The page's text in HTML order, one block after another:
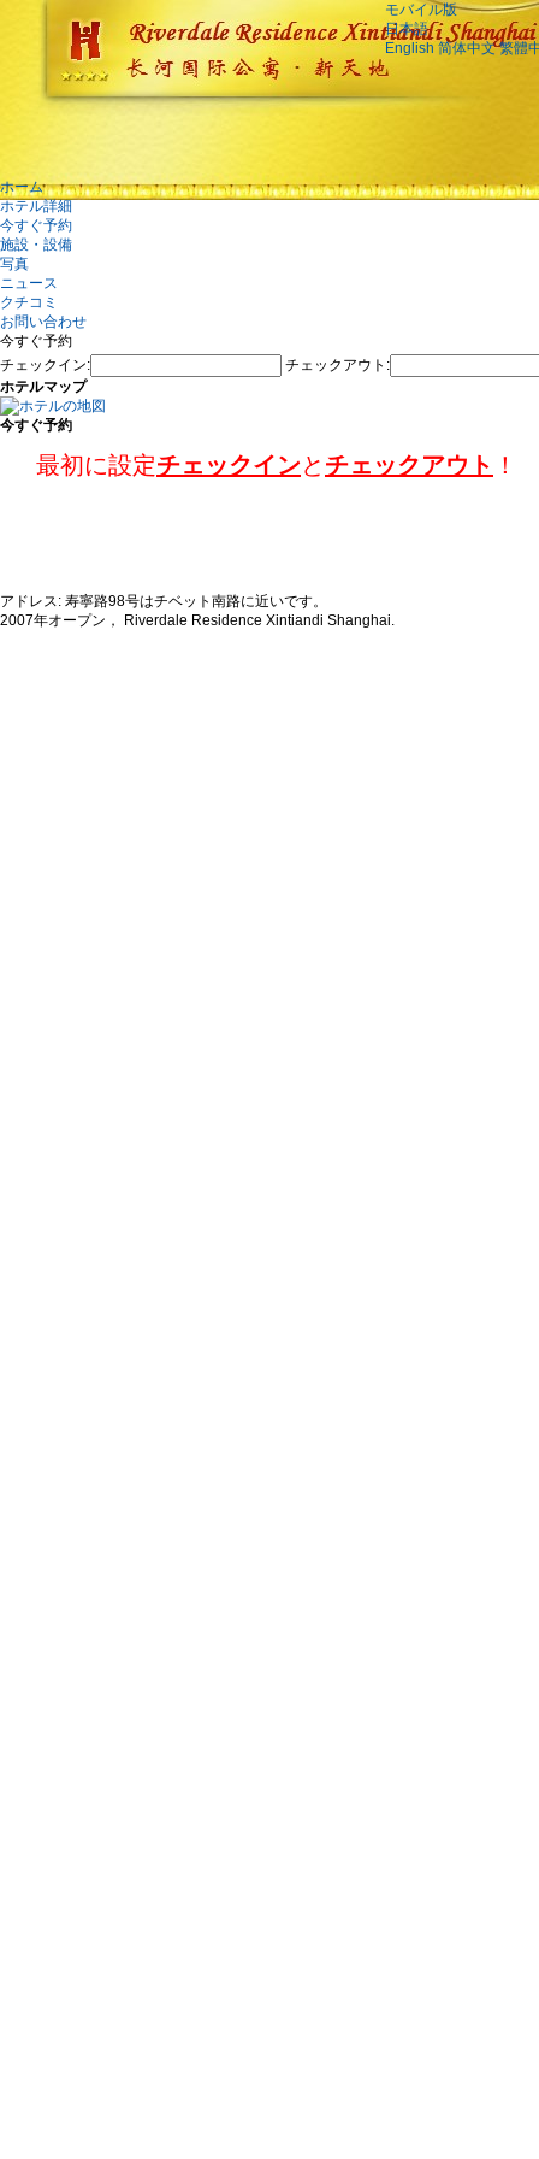
モバイル版
日本語
English 简体中文 繁體
ホーム
ホテル詳細
今すぐ予約
施設・設備
写真
ニュース
クチコミ
お問い合わせ
今すぐ予約
チェックイン:
チェックアウト:
ホテルマップ
今すぐ予約
最初に設定チェックインと チェックアウト ！
アドレス: 寿寧路98号はチベット南路に近いです。
2007年オープン， Riverdale Residence Xintiandi Shanghai.